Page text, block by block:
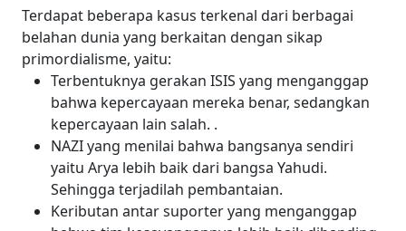
Terdapat beberapa kasus terkenal dari berbagai
belahan dunia yang berkaitan dengan sikap
primordialisme, yaitu:
Terbentuknya gerakan ISIS yang menganggap
bahwa kepercayaan mereka benar, sedangkan
kepercayaan lain salah. .
NAZI yang menilai bahwa bangsanya sendiri
yaitu Arya lebih baik dari bangsa Yahudi.
Sehingga terjadilah pembantaian.
Keributan antar suporter yang menganggap